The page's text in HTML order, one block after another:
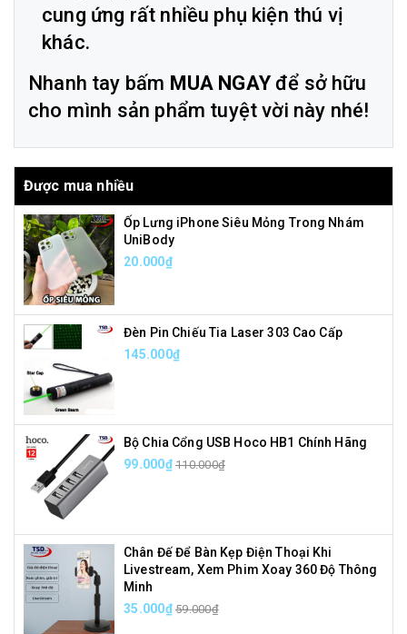
cung ứng rất nhiều phụ kiện thú vị
khác.
Nhanh tay bấm MUA NGAYđể sở hữu
cho mình sản phẩm tuyệt vời này nhé!
Được mua nhiều
Ốp Lưng iPhone Siêu Mỏng Trong Nhám
UniBody
20.000₫
Đèn Pin Chiếu Tia Laser 303 Cao Cấp
145.000₫
Bộ Chia Cổng USB Hoco HB1 Chính Hãng
99.000₫ 110.000₫
Chân Đế Để Bàn Kẹp Điện Thoại Khi
Livestream, Xem Phim Xoay 360 Độ Thông
Minh
35.000₫ 59.000₫